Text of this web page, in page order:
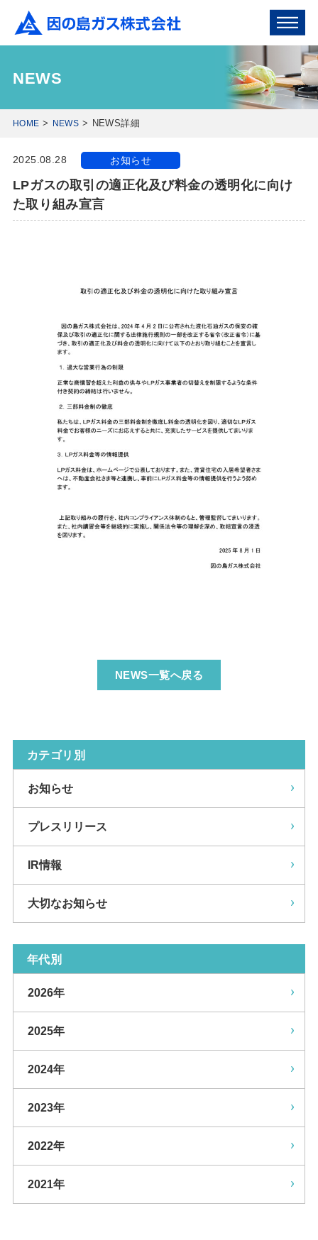
NEWS
HOME NEWS NEWS詳細
2025.08.28 お知らせ
LPガスの取引の適正化及び料金の透明化に向け
た取り組み宣言
NEWS一覧へ戻る
カテゴリ別
お知らせ
プレスリリース
IR情報
大切なお知らせ
年代別
2026年
2025年
2024年
2023年
2022年
2021年